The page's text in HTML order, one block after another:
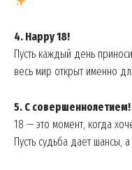
4. Happy 18!
Пусть каждый день
весь мир открыт именно
5. С совершеннолетием!
18 — это момент, когда
Пусть судьба даёт шансы,